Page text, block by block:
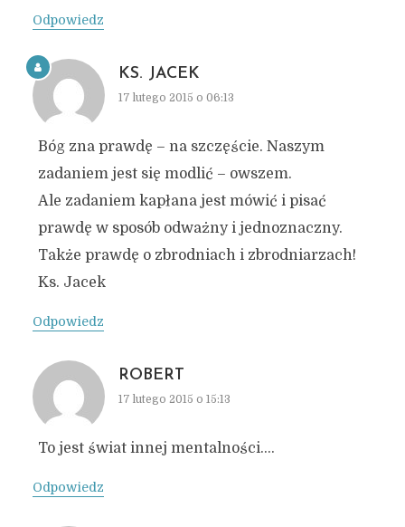
Odpowiedz
KS. JACEK
17 lutego 2015 o 06:13
Bóg zna prawdę – na szczęście. Naszym
zadaniem jest się modlić – owszem.
Ale zadaniem kapłana jest mówić i pisać
prawdę w sposób odważny i jednoznaczny.
Także prawdę o zbrodniach i zbrodniarzach!
Ks. Jacek
Odpowiedz
ROBERT
17 lutego 2015 o 15:13
To jest świat innej mentalności….
Odpowiedz